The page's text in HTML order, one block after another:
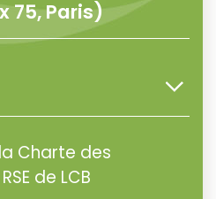
Charte des
de LCB